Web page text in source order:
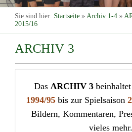
Sie sind hier: Startseite » Archiv 1-4 »
2015/16
ARCHIV 3
Das ARCHIV 3
1994/95 bis zur Spielsaison
Bildern, Kommentaren,
vieles mehr.